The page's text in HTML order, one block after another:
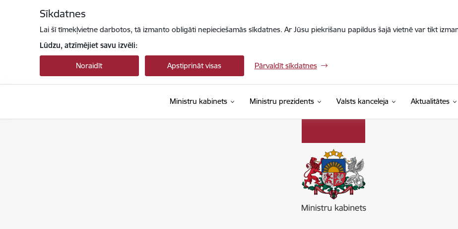
Sīkdatnes
Lai šī tīmekļvietne darbotos, tā izmanto obligāti nepieciešamās sīkdatnes. Ar Jūsu piekrišanu papildus šajā vietnē var tikt
Lūdzu, atzīmējiet savu izvēli:
Noraidīt Apstiprināt visas Pārvaldīt sīkdatnes
Ministru kabinets Ministru prezidents Valsts kanceleja Aktualitātes